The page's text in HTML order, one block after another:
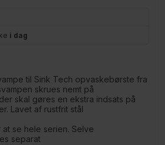
i dag
til Sink Tech opvaskebørste fra
skrues nemt på
skal gøres en ekstra indsats på
Lavet af rustfrit stål
se hele serien. Selve
separat